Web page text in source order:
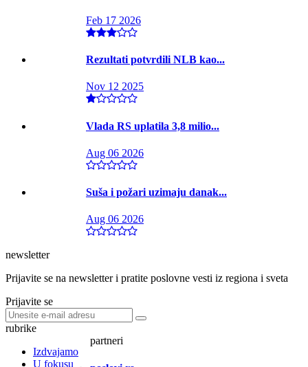
Feb 17 2026
Rezultati potvrdili NLB kao...
Nov 12 2025
Vlada RS uplatila 3,8 milio...
Aug 06 2026
Suša i požari uzimaju danak...
Aug 06 2026
newsletter
Prijavite se na newsletter i pratite poslovne vesti iz regiona i sveta
Prijavite se
rubrike
Izdvajamo
U fokusu
partneri